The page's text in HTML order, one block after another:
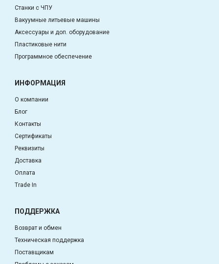
Станки с ЧПУ
Вакуумные литьевые машины
Аксессуары и доп. оборудование
Пластиковые нити
Программное обеспечение
ИНФОРМАЦИЯ
О компании
Блог
Контакты
Сертификаты
Реквизиты
Доставка
Оплата
Trade In
ПОДДЕРЖКА
Возврат и обмен
Техническая поддержка
Поставщикам